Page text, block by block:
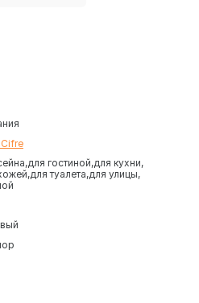
для гостиной для кухни
для туалета для улицы